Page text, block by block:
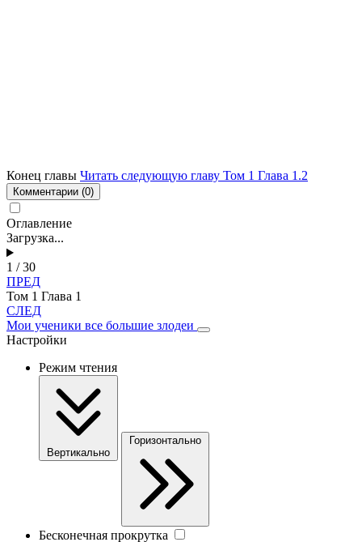
Конец главы Читать следующую главу Том 1 Глава 1.2
Комментарии (0)
Оглавление
Загрузка...
1 / 30
ПРЕД
Том 1 Глава 1
СЛЕД
Мои ученики все большие злодеи
Настройки
Режим чтения
Вертикально
Горизонтально
Бесконечная прокрутка